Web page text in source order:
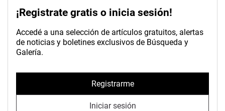
¡Registrate gratis o inicia sesión!
Accedé a una selección de artículos gratuitos, alertas
de noticias y boletines exclusivos de Búsqueda y
Galería.
Registrarme
Iniciar sesión